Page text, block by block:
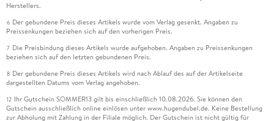
Herstellers.
6 Der gebundene Preis dieses Artikels wurde vom Verlag gesenkt. Angaben zu
Preissenkungen beziehen sich auf den vorherigen Preis.
7 Die Preisbindung dieses Artikels wurde aufgehoben. Angaben zu Preissenkungen
beziehen sich auf den letzten gebundenen Preis.
8 Der gebundene Preis dieses Artikels wird nach Ablauf des auf der Artikelseite
dargestellten Datums vom Verlag angehoben.
12 Ihr Gutschein SOMMER13 gilt bis einschließlich 10.08.2026. Sie können den
Gutschein ausschließlich online einlösen unter www.hugendubel.de. Keine Bestellung
zur Abholung mit Zahlung in der Filiale möglich. Der Gutschein ist nicht gültig für